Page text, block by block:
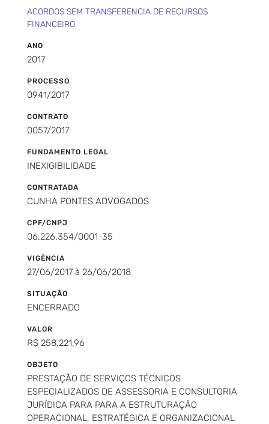
ACORDOS SEM TRANSFERENCIA DE RECURSOS
FINANCEIRO
ANO
2017
PROCESSO
0941/2017
CONTRATO
0057/2017
FUNDAMENTO LEGAL
INEXIGIBILIDADE
CONTRATADA
CUNHA PONTES ADVOGADOS
CPF/CNPJ
06.226.354/0001-35
VIGÊNCIA
27/06/2017 à 26/06/2018
SITUAÇÃO
ENCERRADO
VALOR
R$ 258.221,96
OBJETO
PRESTAÇÃO DE SERVIÇOS TÉCNICOS
ESPECIALIZADOS DE ASSESSORIA E CONSULTORIA
JURÍDICA PARA PARA A ESTRUTURAÇÃO
OPERACIONAL, ESTRATÉGICA E ORGANIZACIONAL